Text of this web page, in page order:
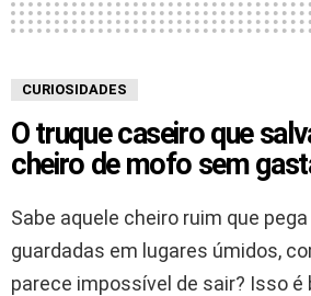
CURIOSIDADES
O truque caseiro que
cheiro de mofo sem
Sabe aquele cheiro ruim que
guardadas em lugares úmidos,
parece impossível de sair? Isso